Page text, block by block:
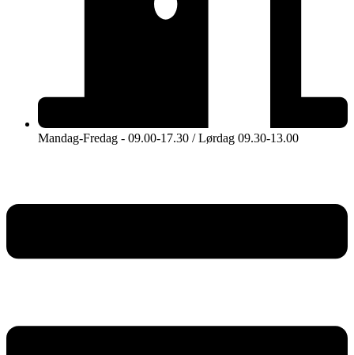
Mandag-Fredag - 09.00-17.30 / Lørdag 09.30-13.00